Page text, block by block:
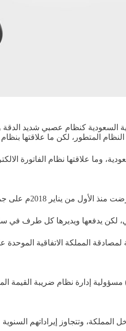
السعودية كنظام عصبي شديد
المتطور، لكن ما علاقتها
وما علاقتها نظام الفاتورة
لكن يدفعها ويديرها كل طرف في
المملكة الاتفاقية الموحدة